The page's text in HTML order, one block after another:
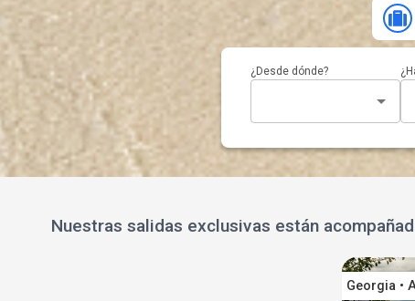
¿Desde dónde?
Nuestras salidas exclusivas están
Georgia •